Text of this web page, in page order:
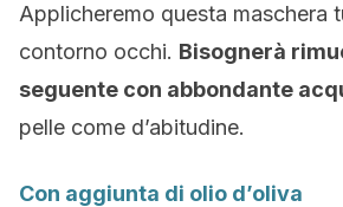
Applicheremo questa maschera
contorno occhi. Bisognerà
seguente con abbondante
pelle come d’abitudine.
Con aggiunta di olio d’oliva